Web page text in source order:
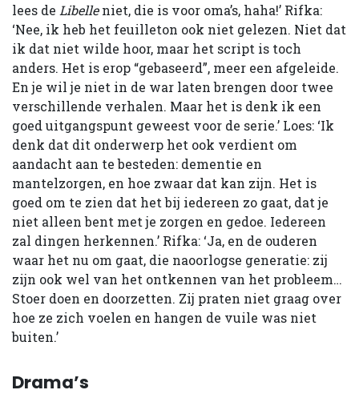
lees de Libelleniet, die is voor oma’s, haha!’ Rifka:
‘Nee, ik heb het feuilleton ook niet gelezen. Niet dat
ik dat niet wilde hoor, maar het script is toch
anders. Het is erop “gebaseerd”, meer een afgeleide.
En je wil je niet in de war laten brengen door twee
verschillende verhalen. Maar het is denk ik een
goed uitgangspunt geweest voor de serie.’ Loes: ‘Ik
denk dat dit onderwerp het ook verdient om
aandacht aan te besteden: dementie en
mantelzorgen, en hoe zwaar dat kan zijn. Het is
goed om te zien dat het bij iedereen zo gaat, dat je
niet alleen bent met je zorgen en gedoe. Iedereen
zal dingen herkennen.’ Rifka: ‘Ja, en de ouderen
waar het nu om gaat, die naoorlogse generatie: zij
zijn ook wel van het ontkennen van het probleem…
Stoer doen en doorzetten. Zij praten niet graag over
hoe ze zich voelen en hangen de vuile was niet
buiten.’
Drama’s